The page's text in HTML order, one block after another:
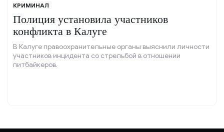
КРИМИНАЛ
Полиция установила участников
конфликта в Калуге
В Калуге правоохранительные органы выяснили личности
участников инцидента со стрельбой в отношении
питбайкеров.